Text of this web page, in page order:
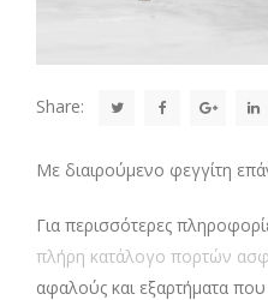
Share:
Με διαιρούμενο φεγγίτη
Για περισσότερες
πλήρη κατάλογο πορτών
αφαλούς και εξαρτήματα